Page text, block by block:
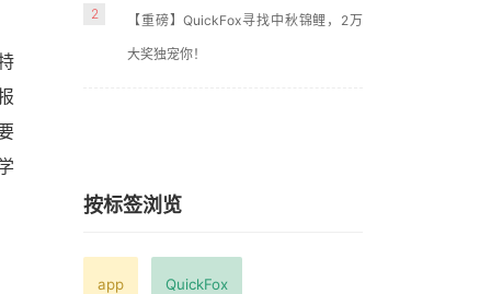
2 【重磅】QuickFox寻找中秋锦鲤，2万
大奖独宠你！
按标签浏览
app QuickFox